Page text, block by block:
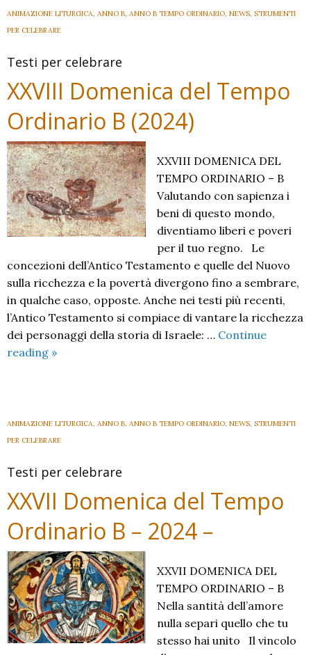
Ordinario
2024
ANIMAZIONE LITURGICA, ANNO B, ANNO B TEMPO ORDINARIO, NEWS, STRUMENTI
PER CELEBRARE
Testi per celebrare
XXVIII Domenica del Tempo
Ordinario B (2024)
XXVIII DOMENICA DEL
TEMPO ORDINARIO – B
Valutando con sapienza i
beni di questo mondo,
diventiamo liberi e poveri
per il tuo regno. Le
concezioni dell’Antico Testamento e quelle del Nuovo
sulla ricchezza e la povertà divergono fino a sembrare,
in qualche caso, opposte. Anche nei testi più recenti,
l’Antico Testamento si compiace di vantare la ricchezza
dei personaggi della storia di Israele: … Continue
reading XXVIII
Ordinario
B
»
ANIMAZIONE LITURGICA, ANNO B, ANNO B TEMPO ORDINARIO, NEWS, STRUMENTI
PER CELEBRARE
Testi per celebrare
XXVII Domenica del Tempo
Ordinario B – 2024 –
XXVII DOMENICA DEL
TEMPO ORDINARIO – B
Nella santità dell’amore
nulla separi quello che tu
stesso hai unito Il vincolo